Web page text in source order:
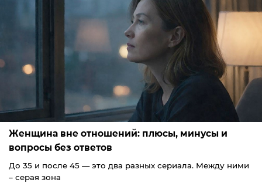
Женщина вне отношений: плюсы, минусы и
вопросы без ответов
До 35 и после 45 — это два разных сериала. Между ними
– серая зона